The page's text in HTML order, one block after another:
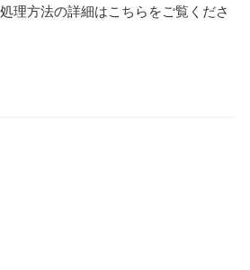
理方法の詳細はこちらをご覧くださ